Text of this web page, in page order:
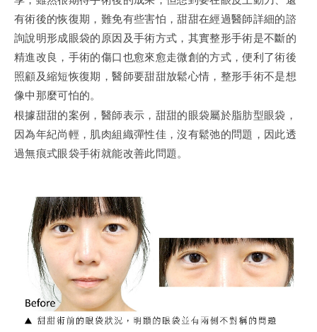
有術後的恢復期，難免有些害怕，甜甜在經過醫師詳細的諮
詢說明形成眼袋的原因及手術方式，其實整形手術是不斷的
精進改良，手術的傷口也愈來愈走微創的方式，便利了術後
照顧及縮短恢復期，醫師要甜甜放鬆心情，整形手術不是想
像中那麼可怕的。
根據甜甜的案例，醫師表示，甜甜的眼袋屬於脂肪型眼袋，
因為年紀尚輕，肌肉組織彈性佳，沒有鬆弛的問題，因此透
過無痕式眼袋手術就能改善此問題。